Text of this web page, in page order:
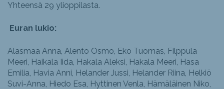
Yhteensä 29 ylioppilasta.
Euran lukio:
Alasmaa Anna, Alento Osmo, Eko Tuomas, Filppula
Meeri, Haikala Iida, Hakala Aleksi, Hakala Meeri, Hasa
Emilia, Havia Anni, Helander Jussi, Helander Riina, Helkiö
Suvi-Anna, Hiedo Esa, Hyttinen Venla, Hämäläinen Niko,